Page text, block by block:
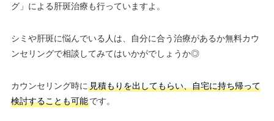
グ」による肝斑治療も行っていますよ。
シミや肝斑に悩んでいる人は、自分に合う治療があるか無料カウ
ンセリングで相談してみてはいかがでしょうか◎
カウンセリング時に 見積もりを出してもらい、自宅に持ち帰って
検討することも可能です。